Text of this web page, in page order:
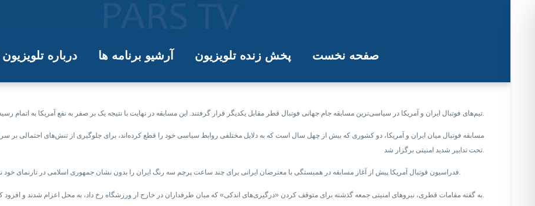
درباره آرشیو برنامه ها پخش زنده تلویزیون صفحه نخست
آمریکا با یک گل ایران را شکست داد و راهی دور بعدی
تیم‌های فوتبال ایران و آمریکا در سیاسی‌ترین مسابقه جام جهانی فوتبال قطر مقابل یکدیگر قرار گرفتند. این مسابقه در نهایت با نتیجه یک بر صفر به نفع آمریکا به اتمام رسید. گل آمریکا را پولیسیچ در دقیقه ۳۸ به ثمر رساند.
مسابقه فوتبال میان ایران و آمریکا، دو کشوری که بیش از چهل سال است که به دلایل مختلفی روابط سیاسی خود را قطع کرده‌اند، برای جلوگیری از تنش‌های احتمالی بر
تحت تدابیر شدید امنیتی برگزار شد.
فدراسیون فوتبال آمریکا پیش از آغاز مسابقه در همبستگی با معترضان ایرانی برای چند ساعت پرچم سه رنگ ایران را بدون نشان جمهوری اسلامی در تارنمای خود نمایش داد؛ اقدامی که با اعتراض شدید ایران و شکایت به فیفا همراه شد.